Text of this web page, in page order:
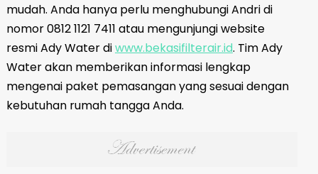
mudah. Anda hanya perlu menghubungi Andri di
nomor 0812 1121 7411 atau mengunjungi website
resmi Ady Water diwww.bekasifilterair.id. Tim Ady
Water akan memberikan informasi lengkap
mengenai paket pemasangan yang sesuai dengan
kebutuhan rumah tangga Anda.